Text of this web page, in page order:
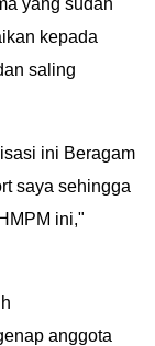
yang sudah
kepada
saling
ini Beragam
saya sehingga
ini,"
anggota